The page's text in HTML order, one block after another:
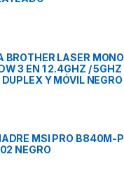
BROTHER LASER
3 EN 1 2.4GHZ / 5GHZ
Y MÓVIL NEGRO
MSI PRO B840M-
NEGRO